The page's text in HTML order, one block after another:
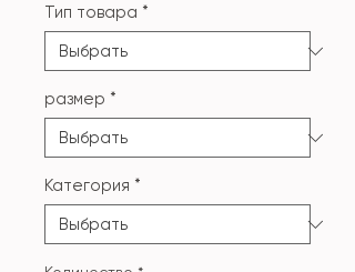
Тип товара *
размер *
Категория *